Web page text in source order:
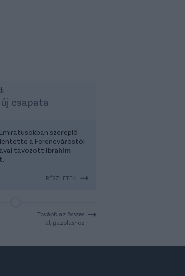
csapata
szereplő
a Ferencvárostól
távozott Ibrahim
RÉSZLETEK
Tovább az összes
átigazoláshoz